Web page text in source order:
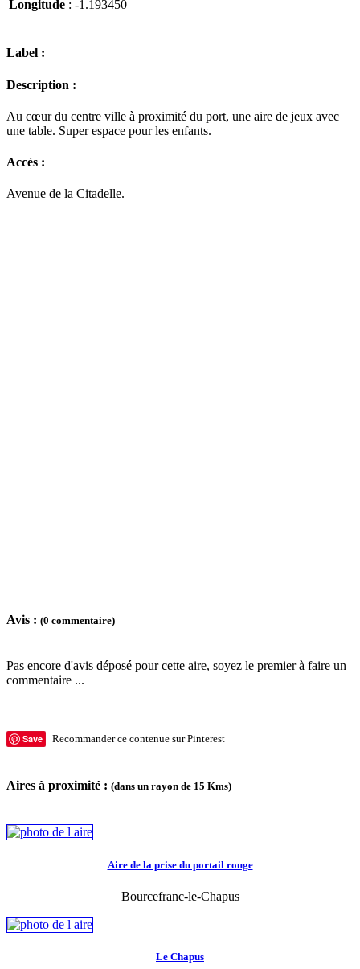
Longitude : -1.193450
Label :
Description :
Au cœur du centre ville à proximité du port, une aire de jeux avec
une table. Super espace pour les enfants.
Accès :
Avenue de la Citadelle.
Avis : (0 commentaire)
Pas encore d'avis déposé pour cette aire, soyez le premier à faire un
commentaire ...
Save Recommander ce contenue sur Pinterest
Aires à proximité : (dans un rayon de 15 Kms)
Aire de la prise du portail rouge
Bourcefranc-le-Chapus
Le Chapus